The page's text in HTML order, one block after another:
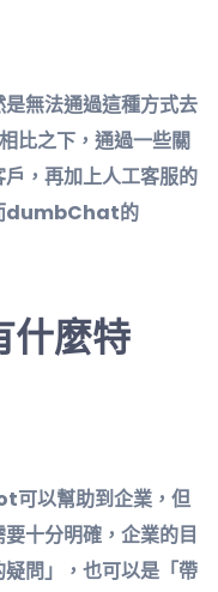
無法通過這種方式去
比之下，通過一些關
，再加上人工客服的
dumbChat的
麼特
可以幫助到企業，但
十分明確，企業的目
問」，也可以是「帶